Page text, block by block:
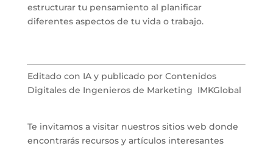
estructurar tu pensamiento al planificar
diferentes aspectos de tu vida o trabajo.
Editado con IA y publicado por Contenidos
Digitales de Ingenieros de Marketing IMKGlobal
Te invitamos a visitar nuestros sitios web donde
encontrarás recursos y artículos interesantes